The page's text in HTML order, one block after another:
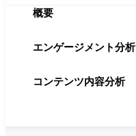
概要
エンゲージメント分析
コンテンツ内容分析